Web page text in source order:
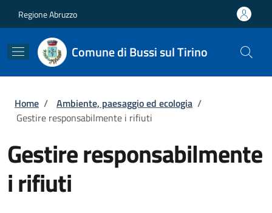
Regione Abruzzo
Comune di Bussi sul Tirino
Briciole di pane
Home / Ambiente, paesaggio ed ecologia /
Gestire responsabilmente i rifiuti
Gestire responsabilmente
i rifiuti